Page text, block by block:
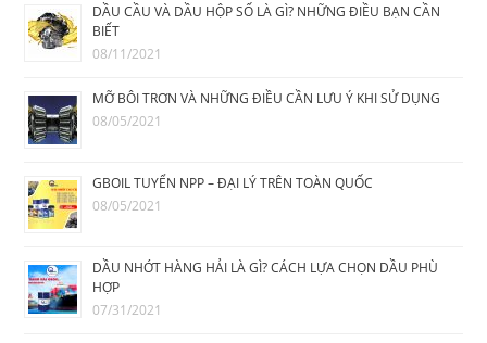
DẦU CẦU VÀ DẦU HỘP SỐ LÀ GÌ? NHỮNG ĐIỀU BẠN CẦN
BIẾT
08/11/2021
MỠ BÔI TRƠN VÀ NHỮNG ĐIỀU CẦN LƯU Ý KHI SỬ DỤNG
08/05/2021
GBOIL TUYỂN NPP – ĐẠI LÝ TRÊN TOÀN QUỐC
08/05/2021
DẦU NHỚT HÀNG HẢI LÀ GÌ? CÁCH LỰA CHỌN DẦU PHÙ
HỢP
07/31/2021